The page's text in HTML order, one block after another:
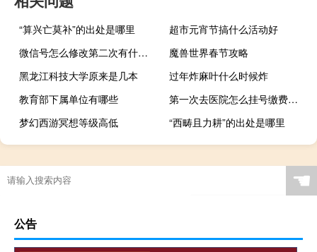
“算兴亡莫补”的出处是哪里
超市元宵节搞什么活动好
微信号怎么修改第二次有什么好处 微信号怎么修改第三次
魔兽世界春节攻略
黑龙江科技大学原来是几本
过年炸麻叶什么时候炸
教育部下属单位有哪些
第一次去医院怎么挂号缴费（第一次去医院怎么挂号）
梦幻西游冥想等级高低
“西畴且力耕”的出处是哪里
☚
公告